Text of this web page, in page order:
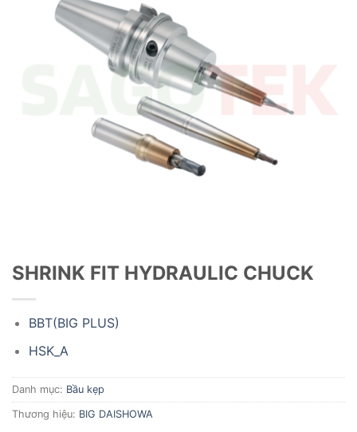
SHRINK FIT HYDRAULIC CHUCK
BBT(BIG PLUS)
HSK_A
Danh mục: Bầu kẹp
Thương hiệu: BIG DAISHOWA